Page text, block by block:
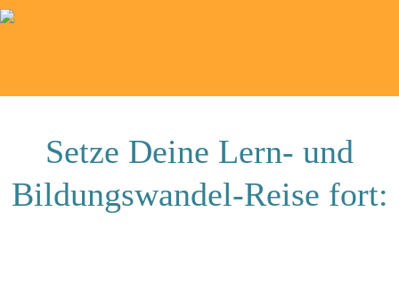
Setze Deine Lern- und
Bildungswandel-Reise fort: